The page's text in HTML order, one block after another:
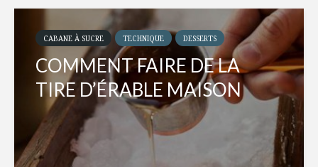
CABANE À SUCRE TECHNIQUE DESSERTS
COMMENT FAIRE DE LA
TIRE D’ÉRABLE MAISON